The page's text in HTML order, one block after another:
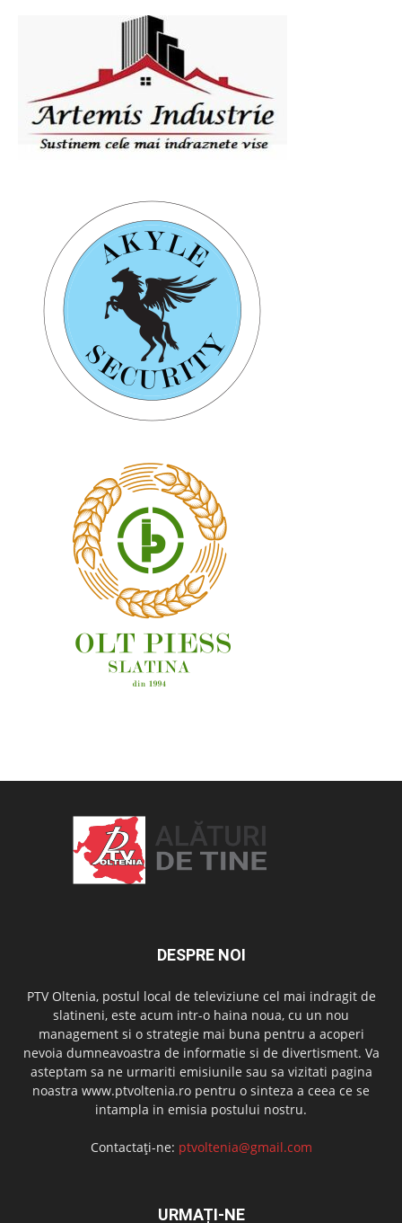
DESPRE NOI
PTV Oltenia, postul local de televiziune cel mai indragit de
slatineni, este acum intr-o haina noua, cu un nou
management si o strategie mai buna pentru a acoperi
nevoia dumneavoastra de informatie si de divertisment. Va
asteptam sa ne urmariti emisiunile sau sa vizitati pagina
noastra www.ptvoltenia.ro pentru o sinteza a ceea ce se
intampla in emisia postului nostru.
Contactați-ne: ptvoltenia@gmail.com
URMAȚI-NE